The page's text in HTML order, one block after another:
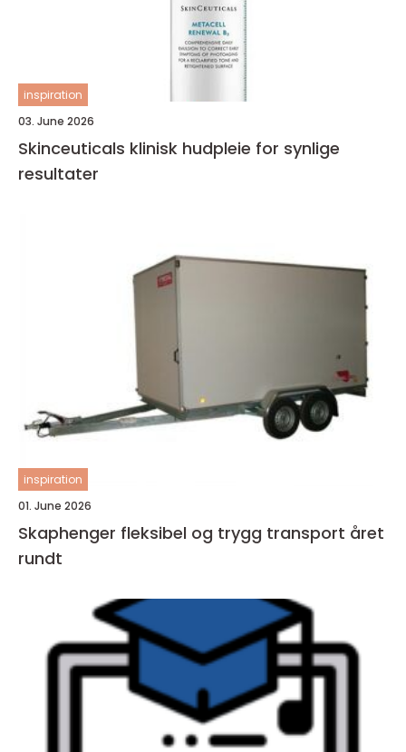
inspiration
03. June 2026
Skinceuticals klinisk hudpleie for synlige
resultater
inspiration
01. June 2026
Skaphenger fleksibel og trygg transport året
rundt